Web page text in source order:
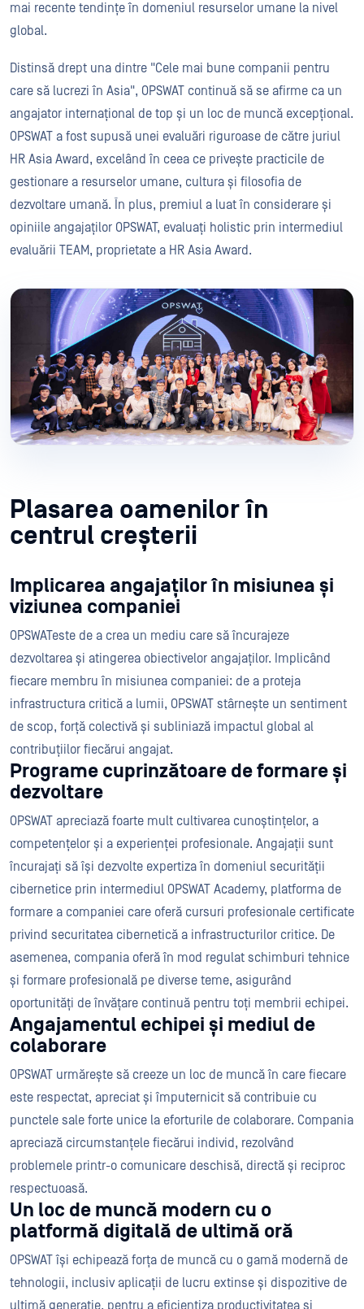
mai recente tendințe în domeniul resurselor umane la nivel
global.
Distinsă drept una dintre "Cele mai bune companii pentru
care să lucrezi în Asia", OPSWAT continuă să se afirme ca un
angajator internațional de top și un loc de muncă excepțional.
OPSWAT a fost supusă unei evaluări riguroase de către juriul
HR Asia Award, excelând în ceea ce privește practicile de
gestionare a resurselor umane, cultura și filosofia de
dezvoltare umană. În plus, premiul a luat în considerare și
opiniile angajaților OPSWAT, evaluați holistic prin intermediul
evaluării TEAM, proprietate a HR Asia Award.
Plasarea oamenilor în
centrul creșterii
Implicarea angajaților în misiunea și
viziunea companiei
OPSWATeste de a crea un mediu care să încurajeze
dezvoltarea și atingerea obiectivelor angajaților. Implicând
fiecare membru în misiunea companiei: de a proteja
infrastructura critică a lumii, OPSWAT stârnește un sentiment
de scop, forță colectivă și subliniază impactul global al
contribuțiilor fiecărui angajat.
Programe cuprinzătoare de formare și
dezvoltare
OPSWAT apreciază foarte mult cultivarea cunoștințelor, a
competențelor și a experienței profesionale. Angajații sunt
încurajați să își dezvolte expertiza în domeniul securității
cibernetice prin intermediul OPSWAT Academy, platforma de
formare a companiei care oferă cursuri profesionale certificate
privind securitatea cibernetică a infrastructurilor critice. De
asemenea, compania oferă în mod regulat schimburi tehnice
și formare profesională pe diverse teme, asigurând
oportunități de învățare continuă pentru toți membrii echipei.
Angajamentul echipei și mediul de
colaborare
OPSWAT urmărește să creeze un loc de muncă în care fiecare
este respectat, apreciat și împuternicit să contribuie cu
punctele sale forte unice la eforturile de colaborare. Compania
apreciază circumstanțele fiecărui individ, rezolvând
problemele printr-o comunicare deschisă, directă și reciproc
respectuoasă.
Un loc de muncă modern cu o
platformă digitală de ultimă oră
OPSWAT își echipează forța de muncă cu o gamă modernă de
tehnologii, inclusiv aplicații de lucru extinse și dispozitive de
ultimă generație, pentru a eficientiza productivitatea și